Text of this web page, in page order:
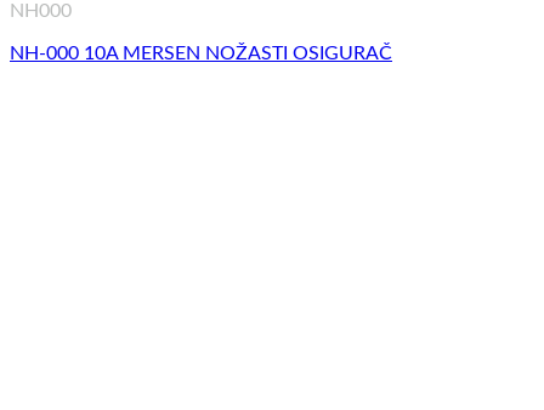
NH000
NH-000 10A MERSEN NOŽASTI OSIGURAČ